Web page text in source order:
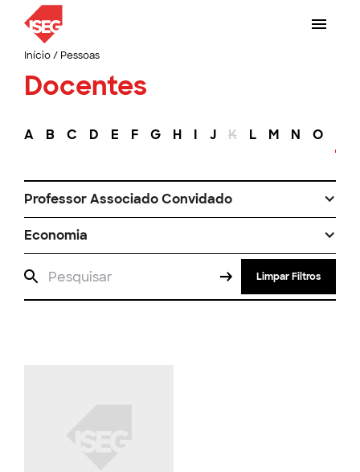
Início/ Pessoas
Docentes
A B C D E F G H I J K L M N O
Professor Associado Convidado
Economia
Limpar Filtros